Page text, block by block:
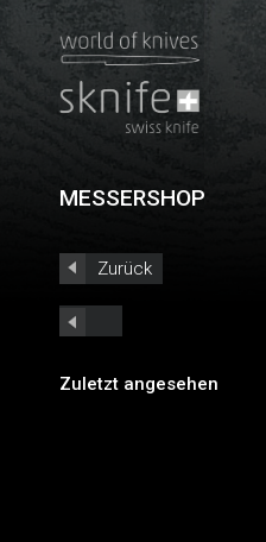
MESSERSHOP
Zurück
Zuletzt angesehen